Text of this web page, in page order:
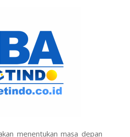
menentukan masa depan